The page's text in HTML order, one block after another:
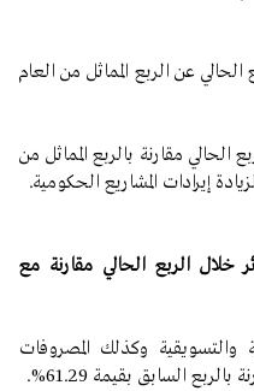
عن الربع المماثل من العام
الحالي مقارنة بالربع المماثل من
الربع الحالي مقارنة مع
والتسويقية وكذلك المصروفات
السابق بقيمة 61.29%.